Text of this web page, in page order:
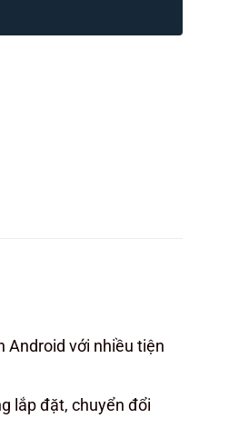
Android với nhiều tiện
lắp đặt, chuyển đổi